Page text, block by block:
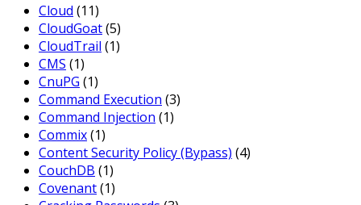
Cloud (11)
CloudGoat(5)
CloudTrail (1)
CMS (1)
CnuPG (1)
Command Execution (3)
Command Injection (1)
Commix(1)
Content Security Policy (Bypass) (4)
CouchDB (1)
Covenant(1)